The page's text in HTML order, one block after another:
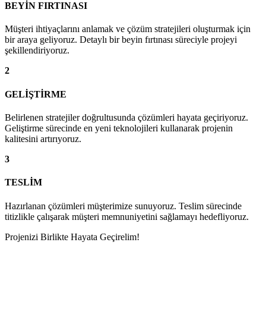
BEYİN FIRTINASI
Müşteri ihtiyaçlarını anlamak ve çözüm stratejileri oluşturmak için
bir araya geliyoruz. Detaylı bir beyin fırtınası süreciyle projeyi
şekillendiriyoruz.
2
GELİŞTİRME
Belirlenen stratejiler doğrultusunda çözümleri hayata geçiriyoruz.
Geliştirme sürecinde en yeni teknolojileri kullanarak projenin
kalitesini artırıyoruz.
3
TESLİM
Hazırlanan çözümleri müşterimize sunuyoruz. Teslim sürecinde
titizlikle çalışarak müşteri memnuniyetini sağlamayı hedefliyoruz.
Projenizi Birlikte Hayata Geçirelim!